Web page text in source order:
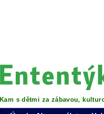
Kam s dětmi za zábavou,